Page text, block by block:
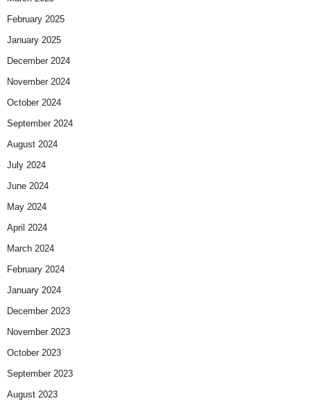
February 2025
January 2025
December 2024
November 2024
October 2024
September 2024
August 2024
July 2024
June 2024
May 2024
April 2024
March 2024
February 2024
January 2024
December 2023
November 2023
October 2023
September 2023
August 2023